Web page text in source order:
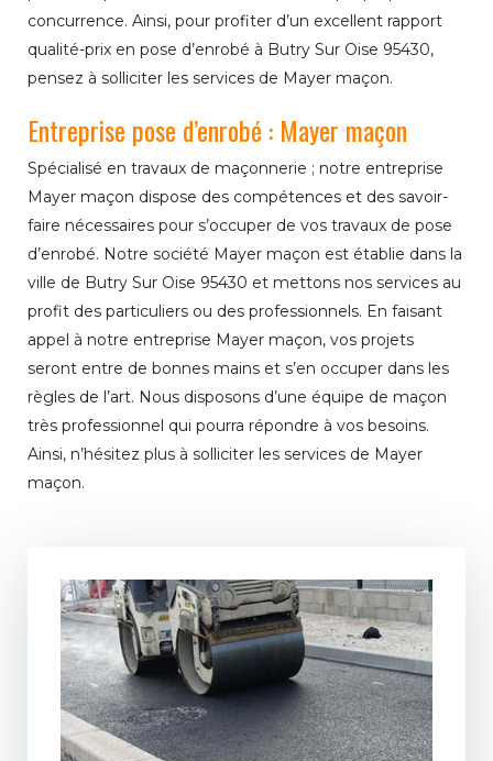
concurrence. Ainsi, pour profiter d’un excellent rapport
qualité-prix en pose d’enrobé à Butry Sur Oise 95430,
pensez à solliciter les services de Mayer maçon.
Entreprise pose d’enrobé : Mayer maçon
Spécialisé en travaux de maçonnerie ; notre entreprise
Mayer maçon dispose des compétences et des savoir-
faire nécessaires pour s’occuper de vos travaux de pose
d’enrobé. Notre société Mayer maçon est établie dans la
ville de Butry Sur Oise 95430 et mettons nos services au
profit des particuliers ou des professionnels. En faisant
appel à notre entreprise Mayer maçon, vos projets
seront entre de bonnes mains et s’en occuper dans les
règles de l’art. Nous disposons d’une équipe de maçon
très professionnel qui pourra répondre à vos besoins.
Ainsi, n’hésitez plus à solliciter les services de Mayer
maçon.